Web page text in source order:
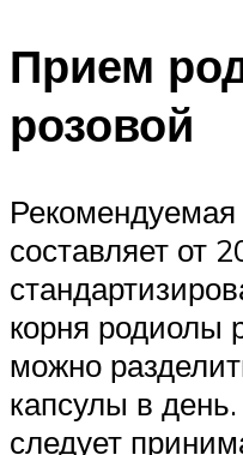
Прием
розовой
Рекомендуемая
составляет от
корня родиолы
можно
капсулы в
следует